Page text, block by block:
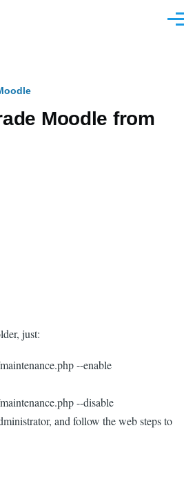
Moodle from
just:
--enable
--disable
and follow the web steps to